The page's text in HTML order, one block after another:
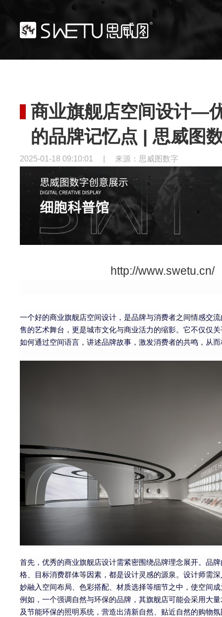
商业旗舰店空间设计—
的品牌记忆点 | 思威图
2025-01-18 09:10:01 来源：思威图数字
http://www.swetu.cn/
一个好的商业旗舰店空间设计，是品牌与消费者之间情感交
售的艺术舞台，更是城市文化与商业活力的缩影。它不仅仅
如何通过空间语言，讲述品牌故事，激发消费者的共鸣，从
首先，优秀的商业旗舰店设计需紧密围绕品牌理念展开。品
格、目标消费群体等因素，都是设计灵感的源泉。设计师需
妙融入空间布局、色彩搭配、材质选择等细节之中，使空间
例如，一个强调自然与环保的品牌，其旗舰店可能会采用大
及节能环保的照明系统，营造出清新自然、贴近自然的购物